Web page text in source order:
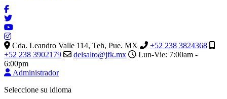
Cda. Leandro Valle 114, Teh, Pue. MX
+52 238 3824368
+52 238 3902179
delsalto@jfk.mx
Lun-Vie: 7:00am -
6:00pm
Administrador
Seleccione su idioma